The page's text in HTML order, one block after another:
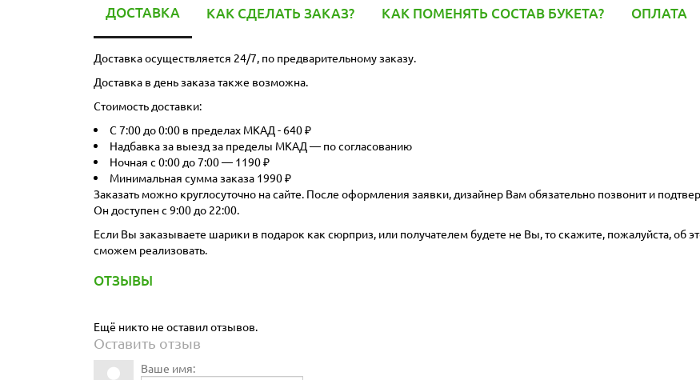
ДОСТАВКА КАК СДЕЛАТЬ ЗАКАЗ? КАК ПОМЕНЯТЬ СОСТАВ БУКЕТА? ОПЛАТА
Доставка осуществляется 24/7, по предварительному заказу.
Доставка в день заказа также возможна.
Стоимость доставки:
С 7:00 до 0:00 в пределах МКАД - 640 ₽
Надбавка за выезд за пределы МКАД — по согласованию
Ночная с 0:00 до 7:00 — 1190 ₽
Минимальная сумма заказа 1990 ₽
Заказать можно круглосуточно на сайте. После оформления заявки, дизайнер Вам обязательно позвонит и
Он доступен с 9:00 до 22:00.
Если Вы заказываете шарики в подарок как сюрприз, или получателем будете не Вы, то скажите, пожалуйста, об
сможем реализовать.
ОТЗЫВЫ
Ещё никто не оставил отзывов.
Оставить отзыв
Ваше имя: